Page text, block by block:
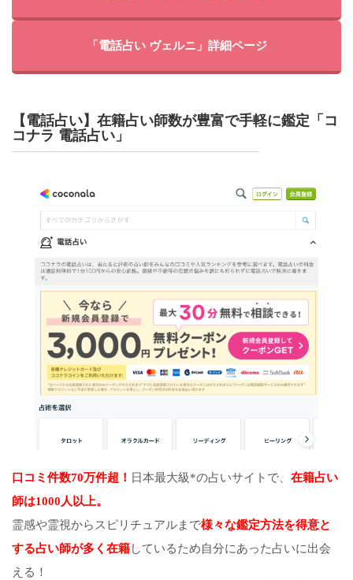
「電話占い ヴェルニ」詳細ページ
【電話占い】在籍占い師数が豊富で手軽に鑑定「コ
コナラ 電話占い」
口コミ件数70万件超！ 日本最大級*の占いサイトで、 在籍占い
師は1000人以上。
霊感や霊視からスピリチュアルまで様々な鑑定方法を得意と
する占い師が多く在籍しているため自分にあった占いに出会
える！